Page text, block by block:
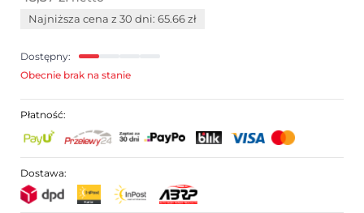
Najniższa cena z 30 dni: 65.66 zł
Dostępny:
Obecnie brak na stanie
Płatność:
Dostawa: